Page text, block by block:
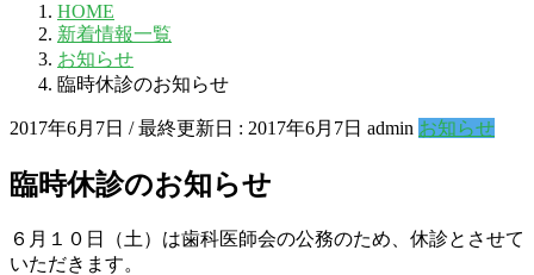
HOME
新着情報一覧
お知らせ
臨時休診のお知らせ
2017年6月7日 / 最終更新日 : 2017年6月7日 admin お知らせ
臨時休診のお知らせ
６月１０日（土）は歯科医師会の公務のため、休診とさせて
いただきます。